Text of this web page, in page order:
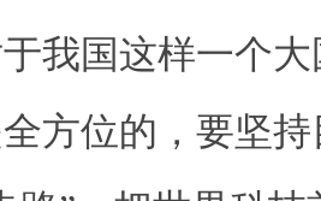
我国这样一个
方位的，要坚